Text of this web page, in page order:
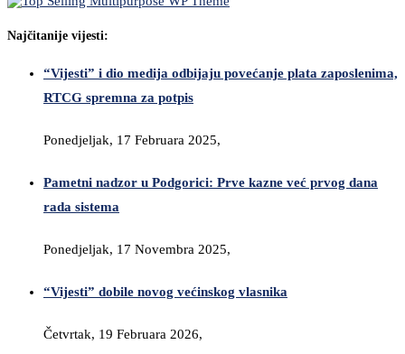
Najčitanije vijesti:
“Vijesti” i dio medija odbijaju povećanje plata zaposlenima,
RTCG spremna za potpis
Ponedjeljak, 17 Februara 2025,
Pametni nadzor u Podgorici: Prve kazne već prvog dana
rada sistema
Ponedjeljak, 17 Novembra 2025,
“Vijesti” dobile novog većinskog vlasnika
Četvrtak, 19 Februara 2026,